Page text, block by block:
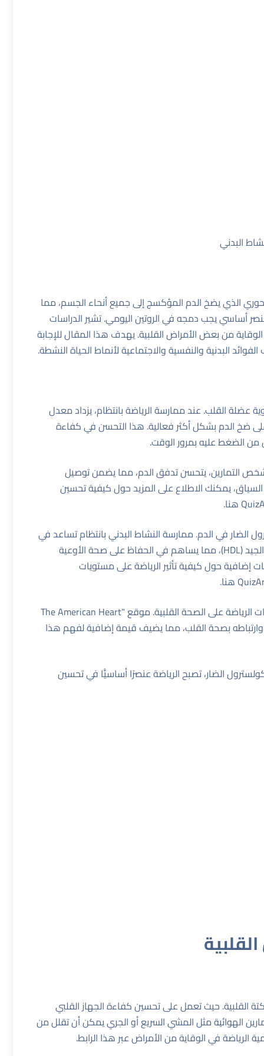
البدني
الذي يضخ الدم المؤكسج إلى جميع أنحاء الجسم، مما
أساسي يجب دمجه في الروتين اليومي. تشير الدراسات
الوقاية من بعض الأمراض القلبية. يهدف هذا المقال للإجابة
البدنية والنفسية والاجتماعية لأنماط الحياة النشطة.
عضلة القلب. عند ممارسة الرياضة بانتظام، يزداد معدل
ضخ الدم بشكل أكثر فعالية. هذا التحسن في كفاءة
الضغط عليه بمرور الوقت.
التمارين، يتحسن تدفق الدم، مما يضمن توصيل
يمكنك الاطلاع على المزيد حول كيفية تحسين
هنا.
الضار في الدم. ممارسة النشاط البدني بانتظام تساعد في
تقليل مستويات الكولسترول الضار (LDL) وزيادة مستويات الكولسترول الجيد (HDL)، مما يساهم في الحفاظ على صحة الأوعية
إضافية حول كيفية تأثير الرياضة على مستويات
هنا.
من المهم أيضًا التوجه إلى مصادر موثوقة لاكتساب المعرفة حول تأثيرات الرياضة على الصحة القلبية. موقع "The American Heart
بصحة القلب، مما يضيف قيمة إضافية لفهم هذا
الضار، تصبح الرياضة عنصرًا أساسيًّا في تحسين
القلبية. حيث تعمل على تحسين كفاءة الجهاز القلبي
الهوائية مثل المشي السريع أو الجري يمكن أن تقلل من
هذا الرابط.